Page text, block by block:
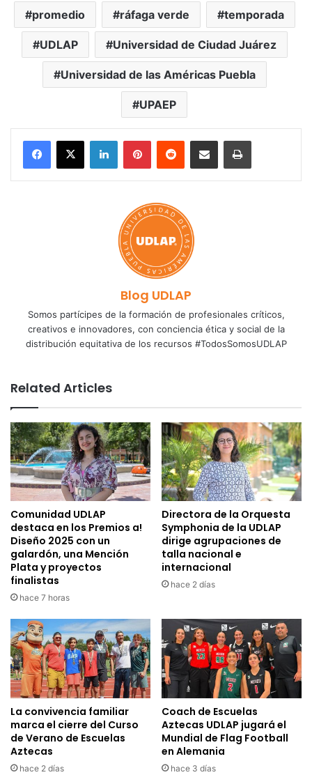
promedio ráfaga verde temporada
UDLAP Universidad de Ciudad Juárez
Universidad de las Américas Puebla
UPAEP
LinkedInPinterestReddit Share via Email Print
Blog UDLAP
Somos partícipes de la formación de profesionales críticos,
creativos e innovadores, con conciencia ética y social de la
distribución equitativa de los recursos #TodosSomosUDLAP
Related Articles
Comunidad UDLAP
destaca en los Premios a!
Diseño 2025 con un
galardón, una Mención
Plata y proyectos
finalistas
hace 7 horas
Directora de la Orquesta
Symphonia de la UDLAP
dirige agrupaciones de
talla nacional e
internacional
hace 2 días
La convivencia familiar
marca el cierre del Curso
de Verano de Escuelas
Aztecas
hace 2 días
Coach de Escuelas
Aztecas UDLAP jugará el
Mundial de Flag Football
en Alemania
hace 3 días